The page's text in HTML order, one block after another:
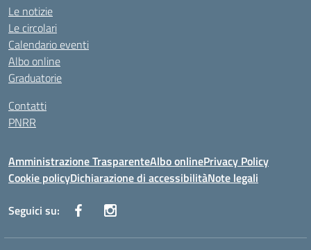
Le notizie
Le circolari
Calendario eventi
Albo online
Graduatorie
Contatti
PNRR
Amministrazione TrasparenteAlbo onlinePrivacy Policy
Cookie policyDichiarazione di accessibilitàNote legali
Seguici su: